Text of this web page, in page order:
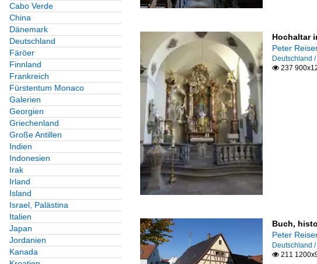
Cabo Verde
China
Dänemark
Deutschland
Färöer
Finnland
Frankreich
Fürstentum Monaco
Galerien
Georgien
Griechenland
Große Antillen
Indien
Indonesien
Irak
Irland
Island
Israel, Palästina
Italien
Japan
Jordanien
Kanada
Hochaltar
Peter
Deutschland
237
Buch,
Peter
Deutschland
211